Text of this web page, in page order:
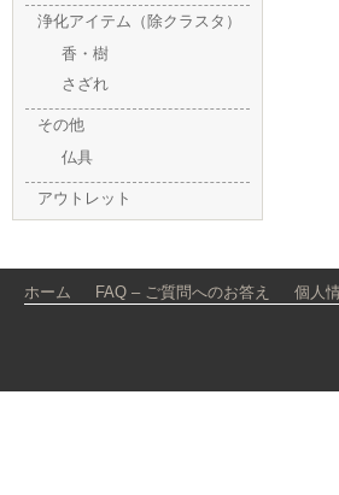
浄化アイテム（除クラスタ）
香・樹
さざれ
その他
仏具
アウトレット
ホーム FAQ – ご質問へのお答え 個人